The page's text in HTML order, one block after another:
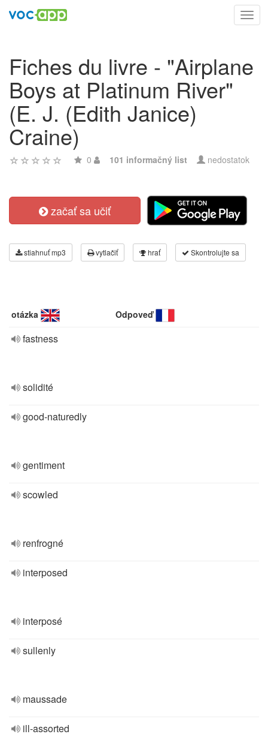
Fiches du livre - "Airplane
Boys at Platinum River"
(E. J. (Edith Janice)
Craine)
0 101 informačný list nedostatok
začať sa učiť
stiahnuť mp3 vytlačiť hrať Skontrolujte sa
otázka Odpoveď
fastness
solidité
good-naturedly
gentiment
scowled
renfrogné
interposed
interposé
sullenly
maussade
ill-assorted